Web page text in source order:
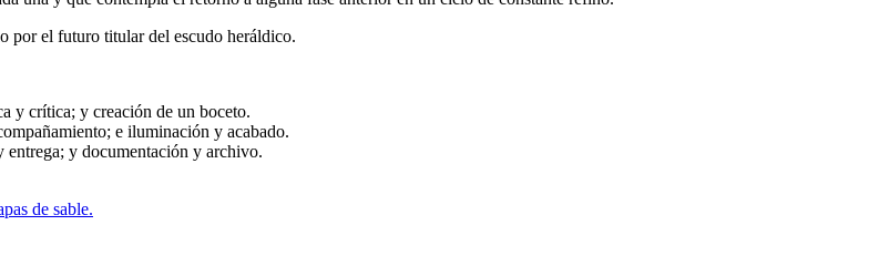
por el futuro titular del escudo heráldico.
y crítica; y creación de un boceto.
e iluminación y acabado.
y documentación y archivo.